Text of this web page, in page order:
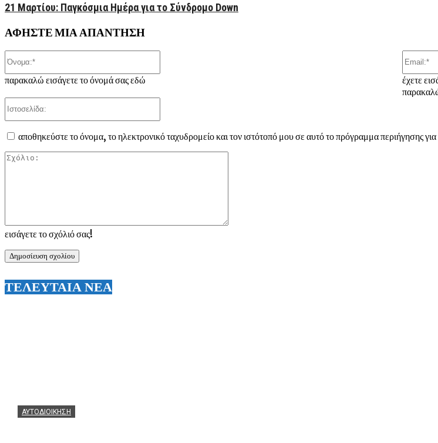
21 Μαρτίου: Παγκόσμια Ημέρα για το Σύνδρομο Down
ΑΦΗΣΤΕ ΜΙΑ ΑΠΑΝΤΗΣΗ
εισάγετε το σχόλιό σας!
παρακαλώ εισάγετε το όνομά σας εδώ
έχετε
αποθηκεύστε το όνομα, το ηλεκτρονικό ταχυδρομείο και τον ιστότοπό μου σε αυτό το πρόγραμμα περιήγησης
ΤΕΛΕΥΤΑΙΑ ΝΕΑ
ΑΥΤΟΔΙΟΙΚΗΣΗ